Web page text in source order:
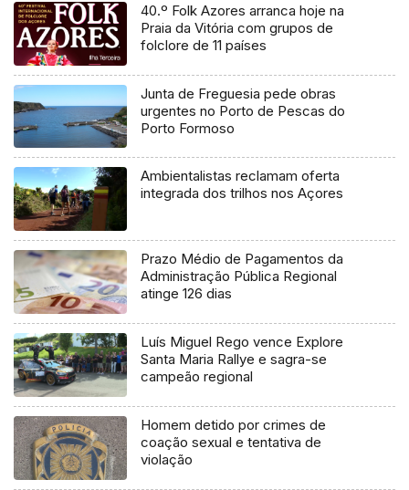
40.º Folk Azores arranca hoje na
Praia da Vitória com grupos de
folclore de 11 países
Junta de Freguesia pede obras
urgentes no Porto de Pescas do
Porto Formoso
Ambientalistas reclamam oferta
integrada dos trilhos nos Açores
Prazo Médio de Pagamentos da
Administração Pública Regional
atinge 126 dias
Luís Miguel Rego vence Explore
Santa Maria Rallye e sagra-se
campeão regional
Homem detido por crimes de
coação sexual e tentativa de
violação